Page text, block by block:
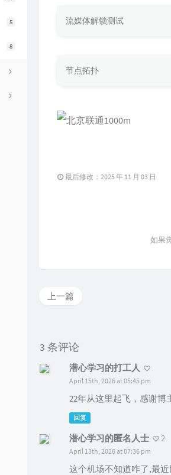
5
8
流媒体解锁测试
节点拓扑
最后修改：2025 年 11 月 03 日
如果
上一篇
3 条评论
潜心学习的打工人
April 15th, 2026 at 05:45 pm
22年从这里起飞，感谢博
回复
潜心学习的匿名人士 2
April 13th, 2026 at 07:36 pm
这个机场不知道咋了,最